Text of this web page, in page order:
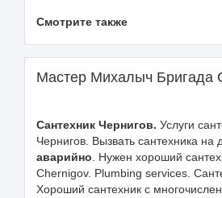
Смотрите также
Мастер Михалыч Бригада
Сантехник Чернигов. Услуги
Чернигов. Вызвать сантехника на
аварийно . Нужен хороший
Chernigov. Plumbing services.
Хороший сантехник с